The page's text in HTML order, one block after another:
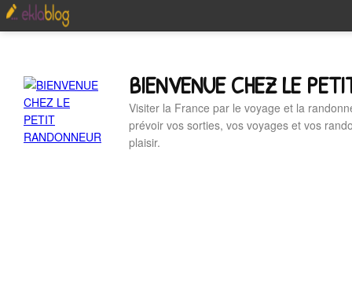
BIENVENUE CHEZ LE
Visiter la France par le voyage et la
prévoir vos sorties, vos voyages et vos
plaisir.